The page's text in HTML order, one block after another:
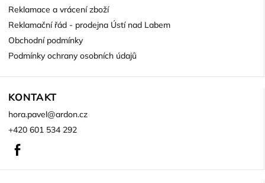
Reklamace a vrácení zboží
Reklamační řád - prodejna Ústí nad Labem
Obchodní podmínky
Podmínky ochrany osobních údajů
KONTAKT
hora.pavel@ardon.cz
+420 601 534 292